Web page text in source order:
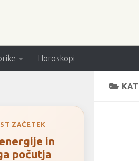
Horoskopi
ZAČETEK
in
počutja